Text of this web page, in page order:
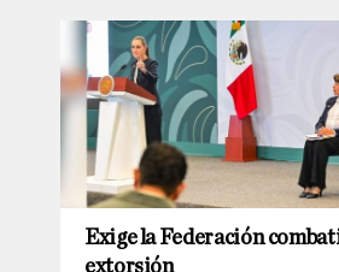
Exige la Federación
extorsión